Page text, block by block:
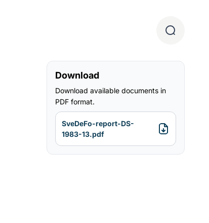
Download
Download available documents in
PDF format.
SveDeFo-report-DS-
1983-13.pdf